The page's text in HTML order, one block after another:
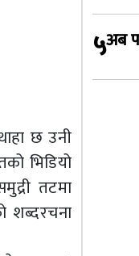
छ उनी
भिडियो
तटमा
शब्दरचना
५अब